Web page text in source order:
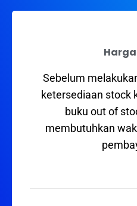
Sebelum
ketersediaan stock
buku out of
membutuhkan